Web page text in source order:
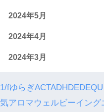
2024年5月
2024年4月
2024年3月
1/fゆらぎACTADHDEDEQ
気アロマウェルビーイング